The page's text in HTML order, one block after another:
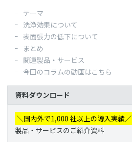
テーマ
洗浄効果について
表面張力の低下について
まとめ
関連製品・サービス
今回のコラムの動画はこちら
資料ダウンロード
＼国内外で1,000 社以上の導入実績／
製品・サービスのご紹介資料